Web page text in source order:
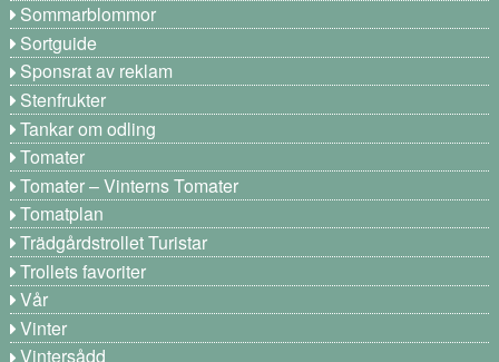
Sommarblommor
Sortguide
Sponsrat av reklam
Stenfrukter
Tankar om odling
Tomater
Tomater – Vinterns Tomater
Tomatplan
Trädgårdstrollet Turistar
Trollets favoriter
Vår
Vinter
Vintersådd